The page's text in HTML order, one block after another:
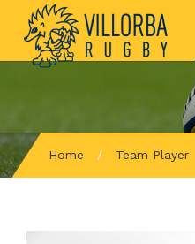
Home / Team Player